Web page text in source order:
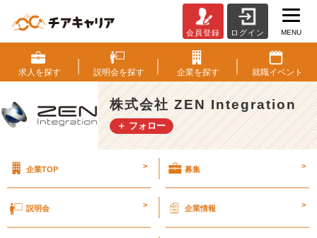
談】
冬
の
デ
ス
ク
し
け
会員登録 ログイン MENU
求人を探す 説明会を探す 企業を探す 就職イベント
株式会社 ZEN Integration
＋ フォロー
企業TOP > 募集 >
説明会 > 企業情報 >